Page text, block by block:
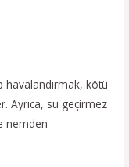
havalandırmak, kötü
Ayrıca, su geçirmez
nemden